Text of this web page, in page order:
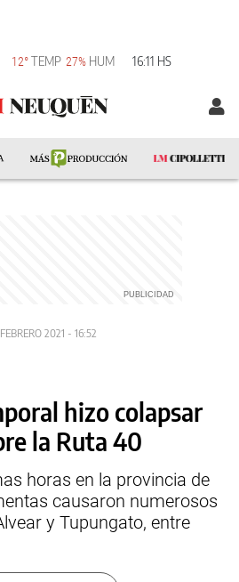
12°TEMP 27% HUM 16:11 HS
2021 - 16:52
hizo colapsar
la Ruta 40
horas en la provincia de
causaron numerosos
y Tupungato, entre